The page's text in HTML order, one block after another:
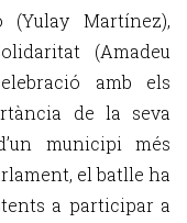
(Yulay Martínez),
(Amadeu
amb els
de la seva
municipi més
el batlle ha
a participar a